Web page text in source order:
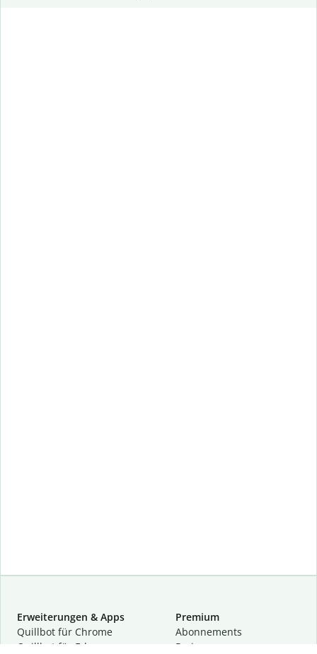
Erweiterungen & Apps
Quillbot für Chrome
Quillbot für Edge
Premium
Abon­ne­ments
Preise